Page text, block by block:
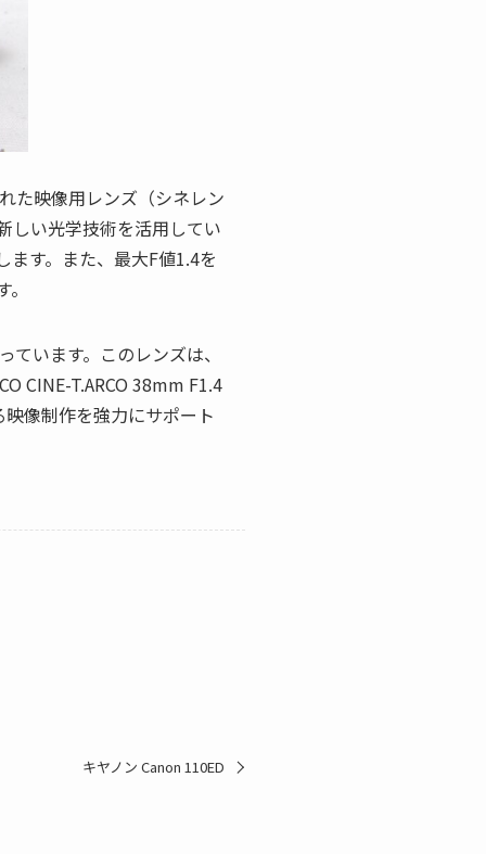
た映像用レンズ（シネレン
しい光学技術を活用してい
す。また、最大F値1.4を
います。このレンズは、
CINE-T.ARCO 38mm F1.4
像制作を強力にサポート
キヤノン Canon 110ED